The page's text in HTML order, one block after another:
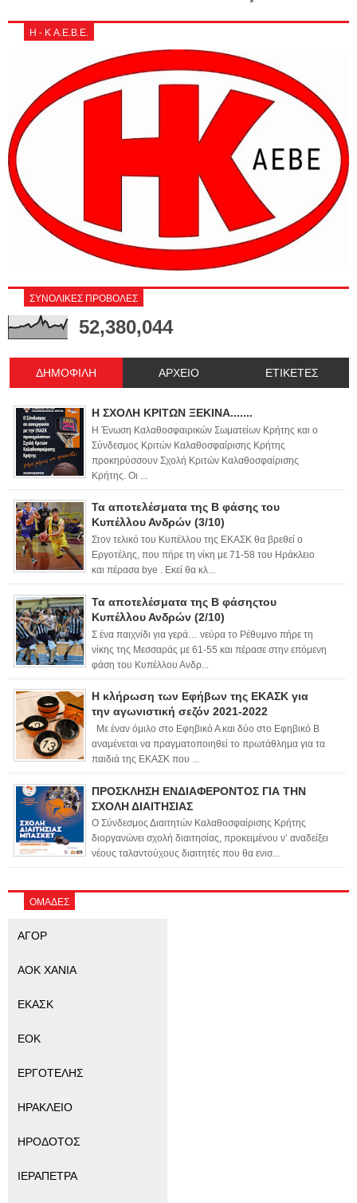
Η - Κ Α.Ε.Β.Ε.
ΣΥΝΟΛΙΚΕΣ ΠΡΟΒΟΛΕΣ
52,380,044
ΔΗΜΟΦΙΛΗ ΑΡΧΕΙΟ ΕΤΙΚΕΤΕΣ
Η ΣΧΟΛΗ ΚΡΙΤΩΝ ΞΕΚΙΝΑ.......
Η Ένωση Καλαθοσφαιρικών Σωματείων Κρήτης και ο
Σύνδεσμος Κριτών Καλαθοσφαίρισης Κρήτης
προκηρύσσουν Σχολή Κριτών Καλαθοσφαίρισης
Κρήτης. Οι ...
Τα αποτελέσματα της Β φάσης του
Κυπέλλου Ανδρών (3/10)
Στον τελικό του Κυπέλλου της ΕΚΑΣΚ θα βρεθεί ο
Εργοτέλης, που πήρε τη νίκη με 71-58 του Ηράκλειο
και πέρασα bye . Εκεί θα κλ...
Τα αποτελέσματα της Β φάσηςτου
Κυπέλλου Ανδρών (2/10)
Σ ένα παιχνίδι για γερά… νεύρα το Ρέθυμνο πήρε τη
νίκης της Μεσσαράς με 61-55 και πέρασε στην επόμενη
φάση του Κυπέλλου Ανδρ...
Η κλήρωση των Εφήβων της ΕΚΑΣΚ για
την αγωνιστική σεζόν 2021-2022
Με έναν όμιλο στο Εφηβικό Α και δύο στο Εφηβικό Β
αναμένεται να πραγματοποιηθεί το πρωτάθλημα για τα
παιδιά της ΕΚΑΣΚ που ...
ΠΡΟΣΚΛΗΣΗ ΕΝΔΙΑΦΕΡΟΝΤΟΣ ΓΙΑ ΤΗΝ
ΣΧΟΛΗ ΔΙΑΙΤΗΣΙΑΣ
Ο Σύνδεσμος Διαιτητών Καλαθοσφαίρισης Κρήτης
διοργανώνει σχολή διαιτησίας, προκειμένου ν’ αναδείξει
νέους ταλαντούχους διαιτητές που θα ενισ...
ΟΜΑΔΕΣ
ΑΓΟΡ
ΑΟΚ ΧΑΝΙΑ
ΕΚΑΣΚ
ΕΟΚ
ΕΡΓΟΤΕΛΗΣ
ΗΡΑΚΛΕΙΟ
ΗΡΟΔΟΤΟΣ
ΙΕΡΑΠΕΤΡΑ